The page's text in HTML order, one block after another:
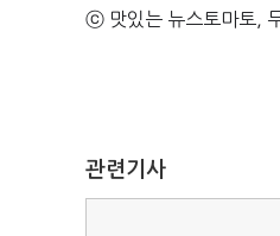
ⓒ 맛있는 뉴스토마토,
관련기사